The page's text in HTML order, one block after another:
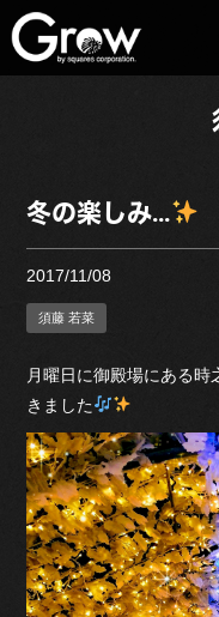
冬の楽しみ…
2017/11/08
須藤 若菜
月曜日に御殿場にある
きました